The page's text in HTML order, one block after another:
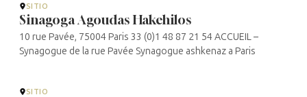
SITIO
Sinagoga Agoudas Hakehilos
10 rue Pavée, 75004 Paris 33 (0)1 48 87 21 54 ACCUEIL –
Synagogue de la rue Pavée Synagogue ashkenaz a Paris
SITIO